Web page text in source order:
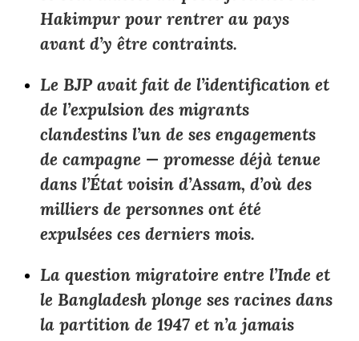
Hakimpur pour rentrer au pays
avant d’y être contraints.
Le BJP avait fait de l’identification et
de l’expulsion des migrants
clandestins l’un de ses engagements
de campagne — promesse déjà tenue
dans l’État voisin d’Assam, d’où des
milliers de personnes ont été
expulsées ces derniers mois.
La question migratoire entre l’Inde et
le Bangladesh plonge ses racines dans
la partition de 1947 et n’a jamais